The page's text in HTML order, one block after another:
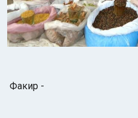
Факир -